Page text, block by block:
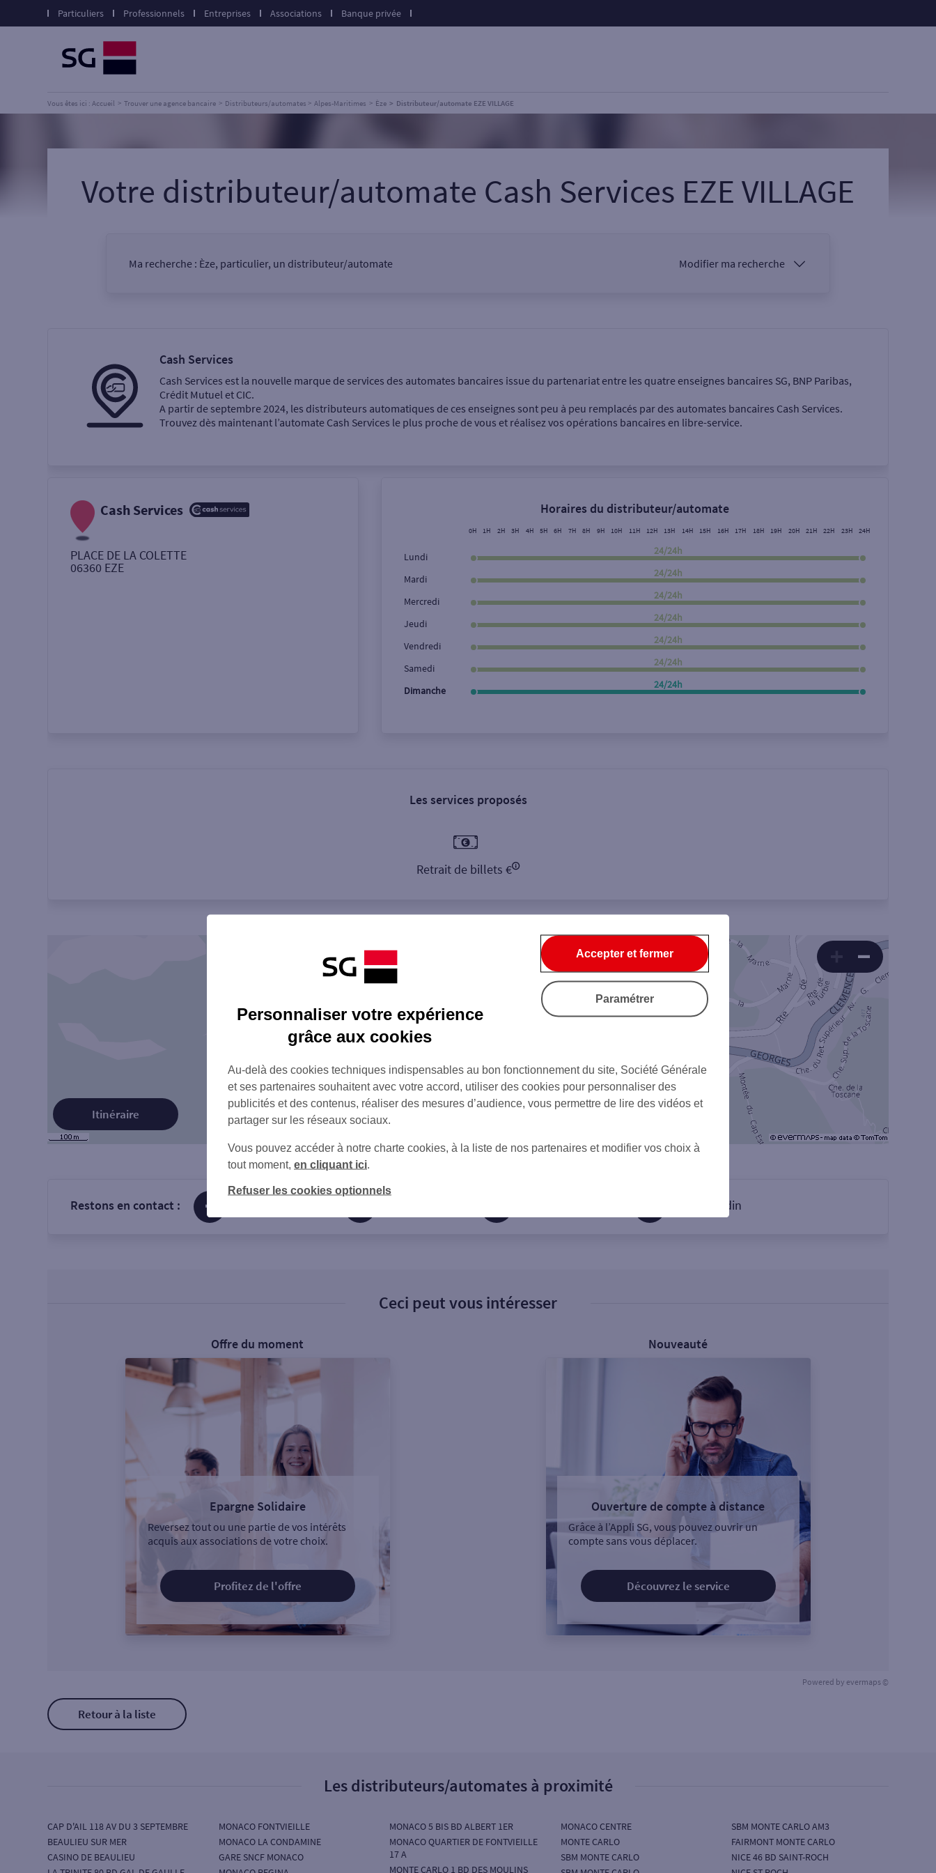
Particuliers Professionnels Entreprises Associations Banque privée
Vous êtes ici : Accueil Trouver une agence bancaire Distributeurs/automates Alpes-Maritimes Èze Distributeur/automate EZE VILLAGE
Votre distributeur/automate Cash Services EZE VILLAGE
Ma recherche : Èze, particulier, un distributeur/automate Modifier ma recherche
Ma recherche
Retrait de billets €
Retrait de monnaie €
Rue Rechercher
Cash Services
Cash Services est la nouvelle marque de services des automates bancaires issue du partenariat entre les quatre enseignes bancaires SG, BNP Paribas,
Crédit Mutuel et CIC.
A partir de septembre 2024, les distributeurs automatiques de ces enseignes sont peu à peu remplacés par des automates bancaires Cash Services.
Trouvez dès maintenant l’automate Cash Services le plus proche de vous et réalisez vos opérations bancaires en libre-service.
Cash Services
PLACE DE LA COLETTE
06360 EZE
Horaires du distributeur/automate
0H 1H 2H 3H 4H 5H 6H 7H 8H 9H 10H 11H 12H 13H 14H 15H 16H 17H 18H 19H 20H 21H 22H 23H 24H
Lundi
24/24h
Mardi
24/24h
Mercredi
24/24h
Jeudi
24/24h
Vendredi
24/24h
Samedi
24/24h
Dimanche
24/24h
Les services proposés
Retrait de billets €
Itinéraire
Restons en contact : sur Linkedin
Ceci peut vous intéresser
Offre du moment
Epargne Solidaire
Reversez tout ou une partie de vos intérêts
acquis aux associations de votre choix.
Profitez de l'offre
Nouveauté
Ouverture de compte à distance
Grâce à l’Appli SG, vous pouvez ouvrir un
compte sans vous déplacer.
Découvrez le service
Powered by evermaps ©
Retour à la liste
Les distributeurs/automates à proximité
CAP D'AIL 118 AV DU 3 SEPTEMBRE
BEAULIEU SUR MER
CASINO DE BEAULIEU
MONACO FONTVIEILLE
MONACO LA CONDAMINE
GARE SNCF MONACO
MONACO 5 BIS BD ALBERT 1ER
MONACO QUARTIER DE FONTVIEILLE
17 A
MONTE CARLO 1 BD DES MOULINS
MONACO CENTRE
MONTE CARLO
SBM MONTE CARLO
SBM MONTE CARLO AM3
FAIRMONT MONTE CARLO
NICE 46 BD SAINT-ROCH
Personnaliser votre expérience
grâce aux cookies
Au-delà des cookies techniques indispensables au bon fonctionnement du site, Société Générale
et ses partenaires souhaitent avec votre accord, utiliser des cookies pour personnaliser des
publicités et des contenus, réaliser des mesures d’audience, vous permettre de lire des vidéos et
partager sur les réseaux sociaux.
Vous pouvez accéder à notre charte cookies, à la liste de nos partenaires et modifier vos choix à
tout moment, en cliquant ici
Refuser les cookies optionnels
Accepter et fermer
Paramétrer